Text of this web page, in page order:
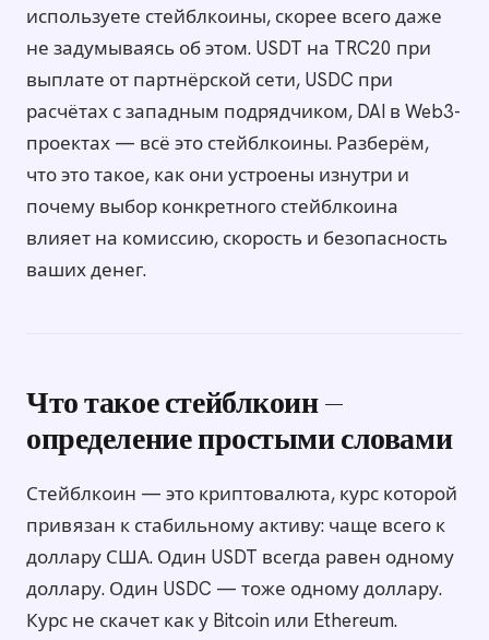
используете стейблкоины, скорее всего даже
не задумываясь об этом. USDT на TRC20 при
выплате от партнёрской сети, USDC при
расчётах с западным подрядчиком, DAI в Web3-
проектах — всё это стейблкоины. Разберём,
что это такое, как они устроены изнутри и
почему выбор конкретного стейблкоина
влияет на комиссию, скорость и безопасность
ваших денег.
Что такое стейблкоин —
определение простыми словами
Стейблкоин — это криптовалюта, курс которой
привязан к стабильному активу: чаще всего к
доллару США. Один USDT всегда равен одному
доллару. Один USDC — тоже одному доллару.
Курс не скачет как у Bitcoin или Ethereum.